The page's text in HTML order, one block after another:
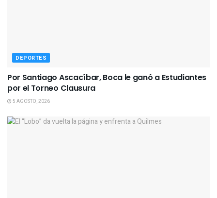
DEPORTES
Por Santiago Ascacíbar, Boca le ganó a Estudiantes
por el Torneo Clausura
5 AGOSTO, 2026